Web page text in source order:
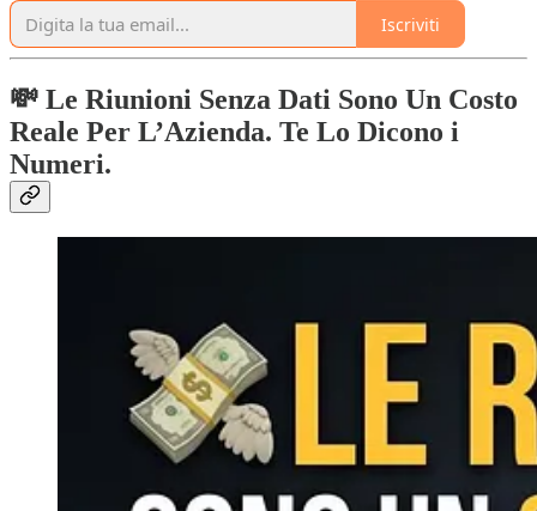
Iscriviti
💸 Le Riunioni Senza Dati Sono Un Costo
Reale Per L’Azienda. Te Lo Dicono i
Numeri.